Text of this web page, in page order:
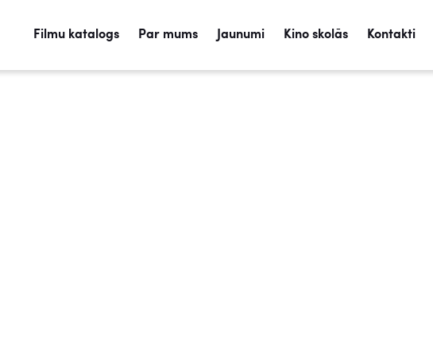
Filmu katalogs Par mums Jaunumi Kino skolās Kontakti